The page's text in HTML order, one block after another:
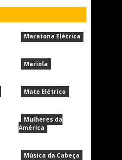
Maratona Elétrica
Mariola
Mate Elétrico
Mulheres da
América
Música da Cabeça